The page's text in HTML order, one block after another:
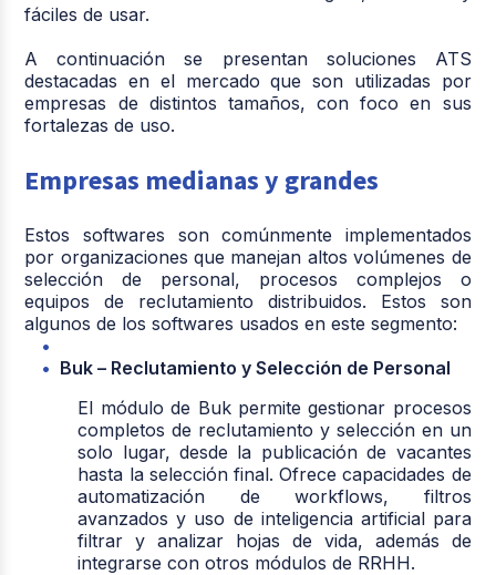
fáciles de usar.
A continuación se presentan soluciones ATS
destacadas en el mercado que son utilizadas por
empresas de distintos tamaños, con foco en sus
fortalezas de uso.
Empresas medianas y grandes
Estos softwares son comúnmente implementados
por organizaciones que manejan altos volúmenes de
selección de personal, procesos complejos o
equipos de reclutamiento distribuidos. Estos son
algunos de los softwares usados en este segmento:
Buk – Reclutamiento y Selección de Personal
El módulo de Buk permite gestionar procesos
completos de reclutamiento y selección en un
solo lugar, desde la publicación de vacantes
hasta la selección final. Ofrece capacidades de
automatización de workflows, filtros
avanzados y uso de inteligencia artificial para
filtrar y analizar hojas de vida, además de
integrarse con otros módulos de RRHH.